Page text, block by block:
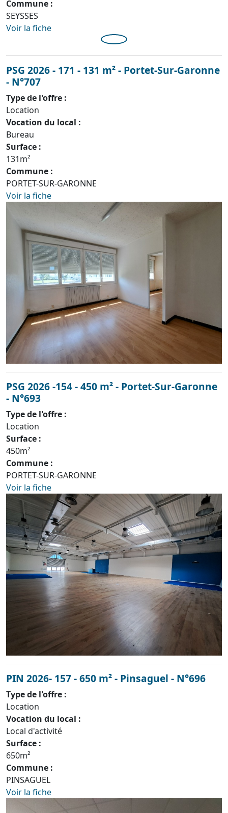
Commune :
SEYSSES
Voir la fiche
PSG 2026 - 171 - 131 m² - Portet-Sur-Garonne
- N°707
Type de l'offre :
Location
Vocation du local :
Bureau
Surface :
131m²
Commune :
PORTET-SUR-GARONNE
Voir la fiche
PSG 2026 -154 - 450 m² - Portet-Sur-Garonne
- N°693
Type de l'offre :
Location
Surface :
450m²
Commune :
PORTET-SUR-GARONNE
Voir la fiche
PIN 2026- 157 - 650 m² - Pinsaguel - N°696
Type de l'offre :
Location
Vocation du local :
Local d'activité
Surface :
650m²
Commune :
PINSAGUEL
Voir la fiche